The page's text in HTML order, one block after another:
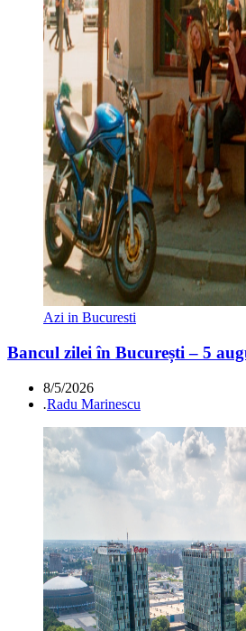
Azi in Bucuresti
Bancul zilei în București – 5
8/5/2026
.Radu Marinescu